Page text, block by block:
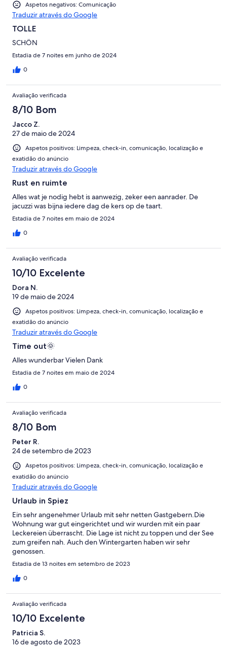
Aspetos negativos: Comunicação
Traduzir através do Google
TOLLE
SCHÖN
Estadia de 7 noites em junho de 2024
0
Avaliação verificada
8/10 Bom
Jacco Z.
27 de maio de 2024
Aspetos positivos: Limpeza, check-in, comunicação, localização e
exatidão do anúncio
Traduzir através do Google
Rust en ruimte
Alles wat je nodig hebt is aanwezig, zeker een aanrader. De
jacuzzi was bijna iedere dag de kers op de taart.
Estadia de 7 noites em maio de 2024
0
Avaliação verificada
10/10 Excelente
Dora N.
19 de maio de 2024
Aspetos positivos: Limpeza, check-in, comunicação, localização e
exatidão do anúncio
Traduzir através do Google
Time out🌞
Alles wunderbar Vielen Dank
Estadia de 7 noites em maio de 2024
0
Avaliação verificada
8/10 Bom
Peter R.
24 de setembro de 2023
Aspetos positivos: Limpeza, check-in, comunicação, localização e
exatidão do anúncio
Traduzir através do Google
Urlaub in Spiez
Ein sehr angenehmer Urlaub mit sehr netten Gastgebern.Die
Wohnung war gut eingerichtet und wir wurden mit ein paar
Leckereien überrascht. Die Lage ist nicht zu toppen und der See
zum greifen nah. Auch den Wintergarten haben wir sehr
genossen.
Estadia de 13 noites em setembro de 2023
0
Avaliação verificada
10/10 Excelente
Patricia S.
16 de agosto de 2023